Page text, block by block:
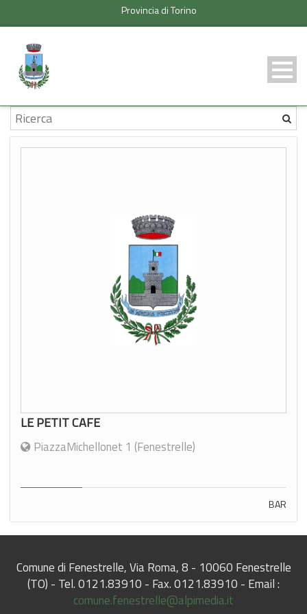
Provincia di Torino
LE PETIT CAFE
PiazzaMichellonet 1 (Fenestrelle)
BAR
Comune di Fenestrelle, Via Roma, 8 - 10060 Fenestrelle
(TO) - Tel. 0121.83910 - Fax. 0121.83910 - Email :
comune.fenestrelle@alpimedia.it